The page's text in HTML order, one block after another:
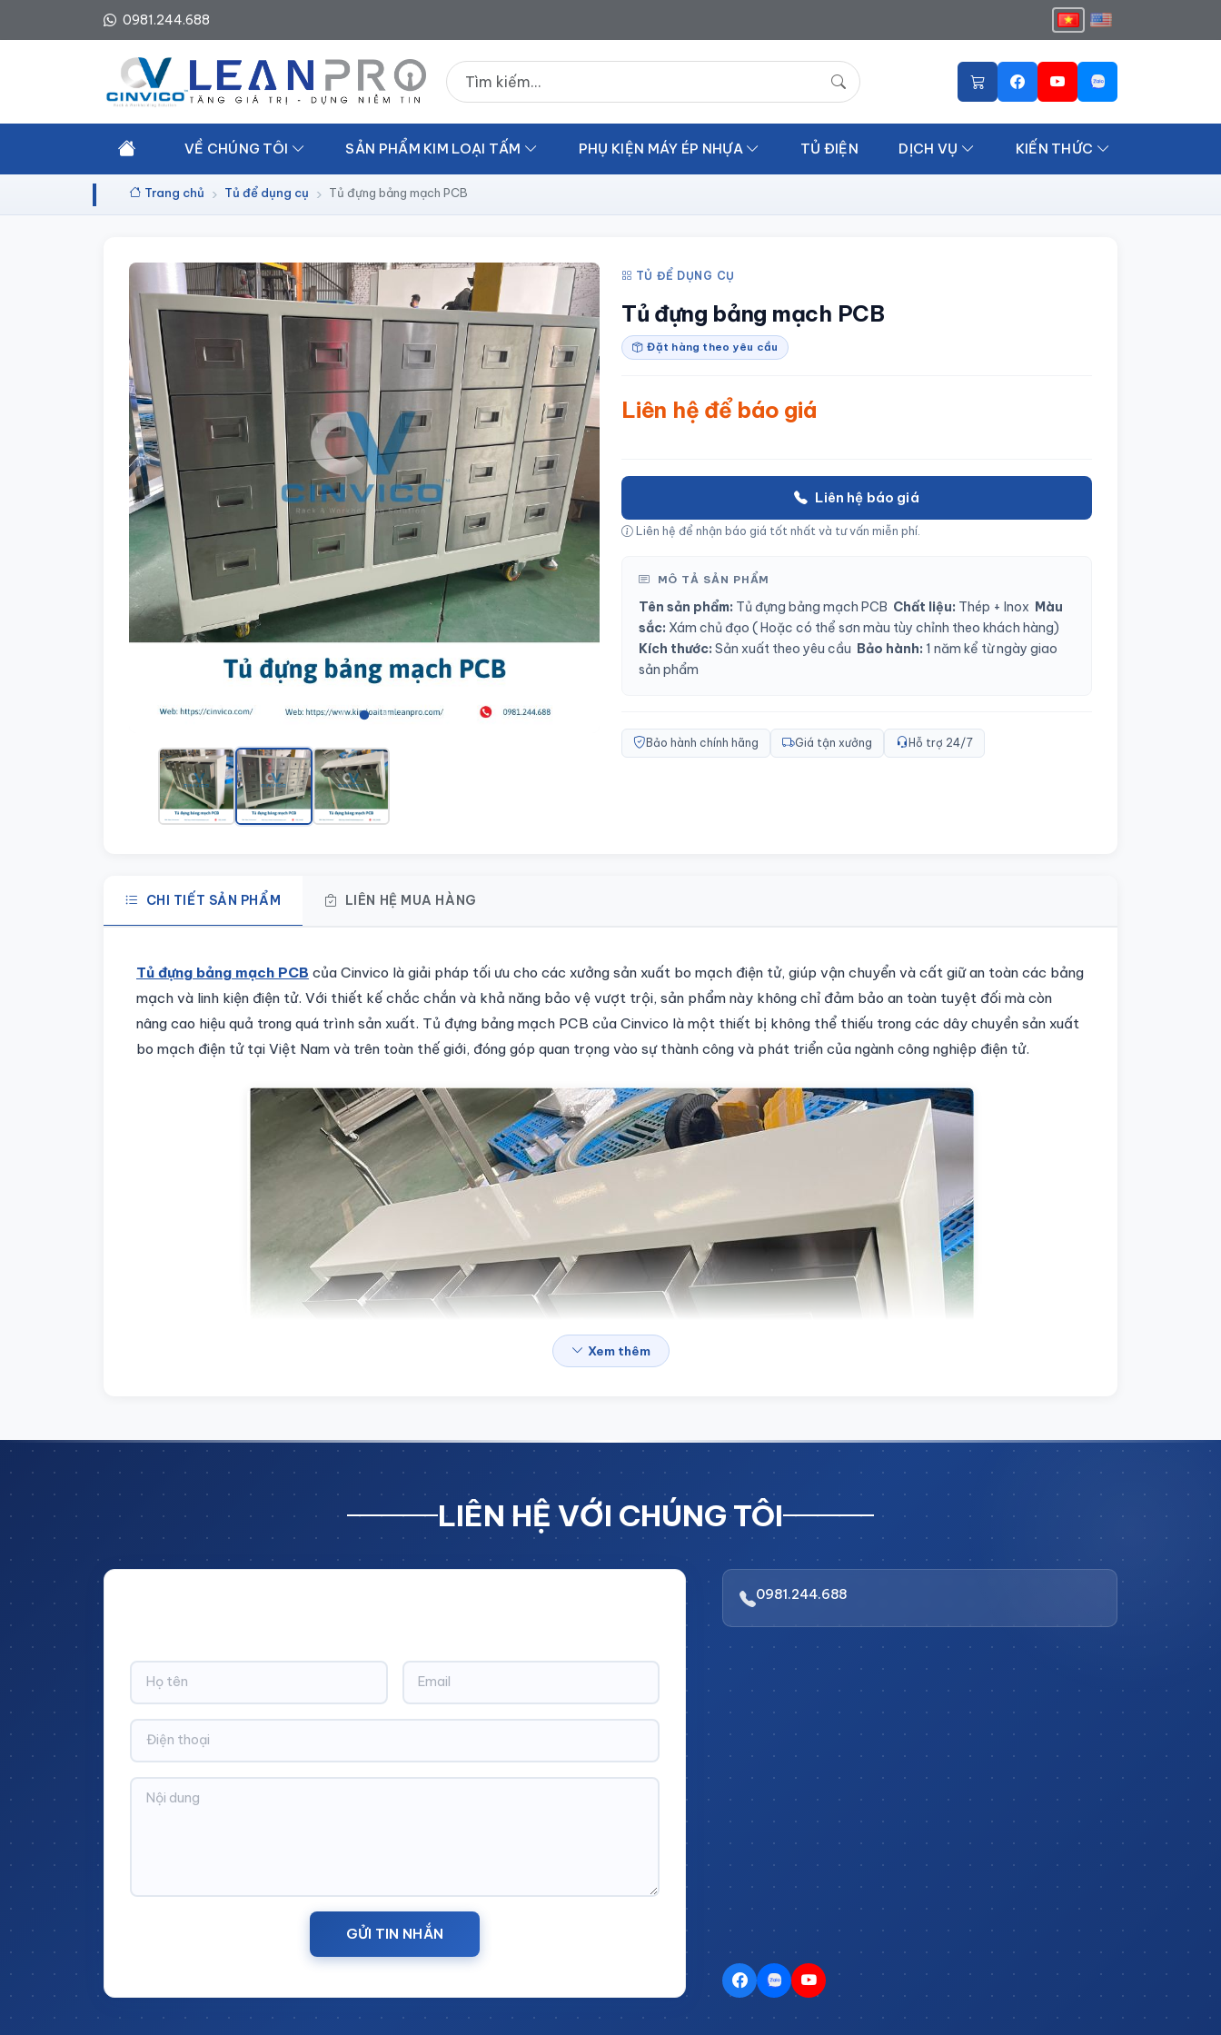
0981.244.688
Tìm kiếm sản phẩm
VỀ CHÚNG TÔI SẢN PHẨM KIM LOẠI TẤM PHỤ KIỆN MÁY ÉP NHỰA TỦ ĐIỆN DỊCH VỤ KIẾN THỨC
Trang chủ Tủ để dụng cụ Tủ đựng bảng mạch PCB
TỦ ĐỂ DỤNG CỤ
Tủ đựng bảng mạch PCB
Đặt hàng theo yêu cầu
Liên hệ để báo giá
Liên hệ báo giá
Liên hệ để nhận báo giá tốt nhất và tư vấn miễn phí.
MÔ TẢ SẢN PHẨM
Tên sản phẩm: Tủ đựng bảng mạch PCB Chất liệu: Thép + Inox Màu
sắc: Xám chủ đạo ( Hoặc có thể sơn màu tùy chỉnh theo khách hàng)
Kích thước: Sản xuất theo yêu cầu Bảo hành: 1 năm kể từ ngày giao
sản phẩm
Bảo hành chính hãng Giá tận xưởng Hỗ trợ 24/7
CHI TIẾT SẢN PHẨM LIÊN HỆ MUA HÀNG
Chi tiết sản phẩm
Tủ đựng bảng mạch PCB của Cinvico là giải pháp tối ưu cho các xưởng sản xuất bo mạch điện tử, giúp vận chuyển và cất giữ an toàn các bảng
mạch và linh kiện điện tử. Với thiết kế chắc chắn và khả năng bảo vệ vượt trội, sản phẩm này không chỉ đảm bảo an toàn tuyệt đối mà còn
nâng cao hiệu quả trong quá trình sản xuất. Tủ đựng bảng mạch PCB của Cinvico là một thiết bị không thể thiếu trong các dây chuyền sản xuất
bo mạch điện tử tại Việt Nam và trên toàn thế giới, đóng góp quan trọng vào sự thành công và phát triển của ngành công nghiệp điện tử.
Thông tin sản phẩm:
Cinvico Việt Nam
Khung thép tấm không gỉ + Ngăn kéo làm bằng Inox chất lượng cao
Kích thước:Sản xuất theo yêu cầu
Xem thêm
LIÊN HỆ VỚI CHÚNG TÔI
GỬI TIN NHẮN
0981.244.688